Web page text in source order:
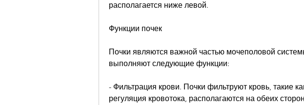
располагается ниже левой.
Функции почек
Почки являются важной частью мочеполовой
выполняют следующие функции:
- Фильтрация крови. Почки фильтруют кровь, такие
регуляция кровотока, располагаются на обеих